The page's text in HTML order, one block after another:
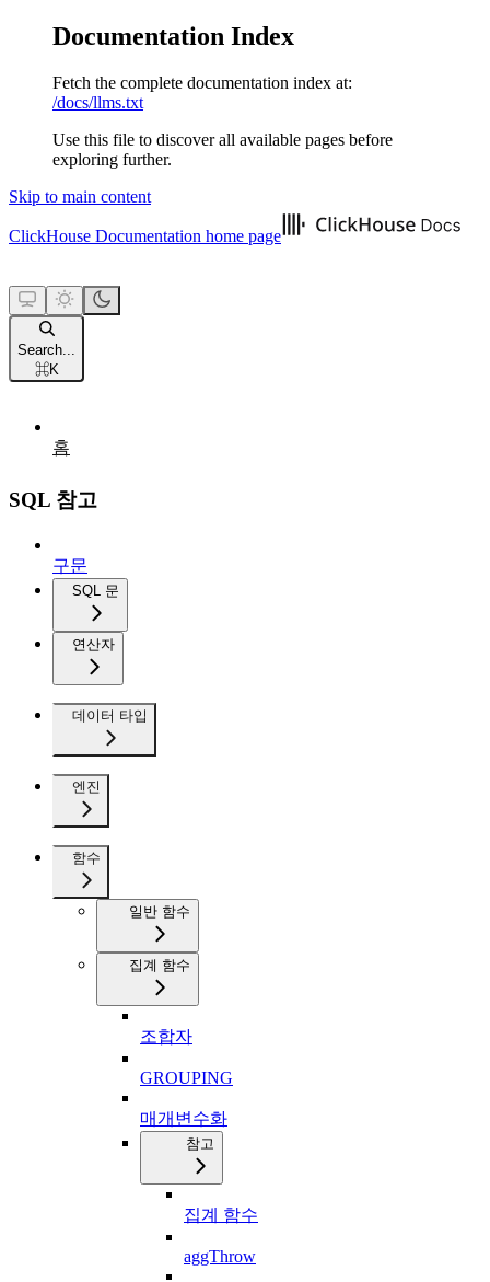
Documentation Index
Fetch the complete documentation index at:
/docs/llms.txt
Use this file to discover all available pages before
exploring further.
Skip to main content
ClickHouse Documentation home page
Search...
⌘K
홈
SQL 참고
구문
SQL 문
연산자
데이터 타입
엔진
함수
일반 함수
집계 함수
조합자
GROUPING
매개변수화
참고
집계 함수
aggThrow